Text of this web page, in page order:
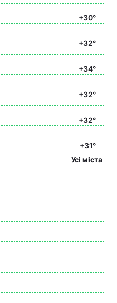
+30°
+32°
+34°
+32°
+32°
+31°
Усі міста